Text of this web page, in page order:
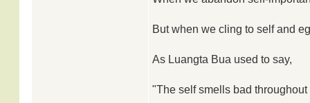
But when we cling to self and
As Luangta Bua used to say,
"The self smells bad